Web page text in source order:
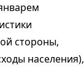
стороны,
населения),